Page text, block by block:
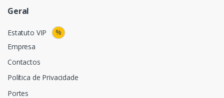
Geral
Estatuto VIP
%
Empresa
Contactos
Política de Privacidade
Portes